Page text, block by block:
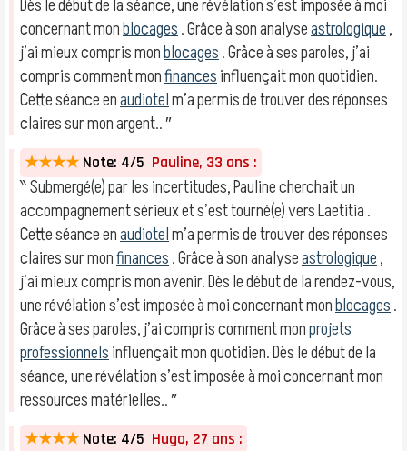
Dès le début de la séance, une révélation s’est imposée à moi
concernant monblocages. Grâce à son analyseastrologique,
j’ai mieux compris monblocages. Grâce à ses paroles, j’ai
compris comment monfinancesinfluençait mon quotidien.
Cette séance enaudiotelm’a permis de trouver des réponses
claires sur mon argent.. ″
★★★★ Note: 4/5 Pauline, 33 ans :
‶ Submergé(e) par les incertitudes, Pauline cherchait un
accompagnement sérieux et s’est tourné(e) vers Laetitia .
Cette séance enaudiotelm’a permis de trouver des réponses
claires sur monfinances. Grâce à son analyseastrologique,
j’ai mieux compris mon avenir. Dès le début de la rendez-vous,
une révélation s’est imposée à moi concernant monblocages.
Grâce à ses paroles, j’ai compris comment monprojets
professionnelsinfluençait mon quotidien. Dès le début de la
séance, une révélation s’est imposée à moi concernant mon
ressources matérielles.. ″
★★★★ Note: 4/5 Hugo, 27 ans :